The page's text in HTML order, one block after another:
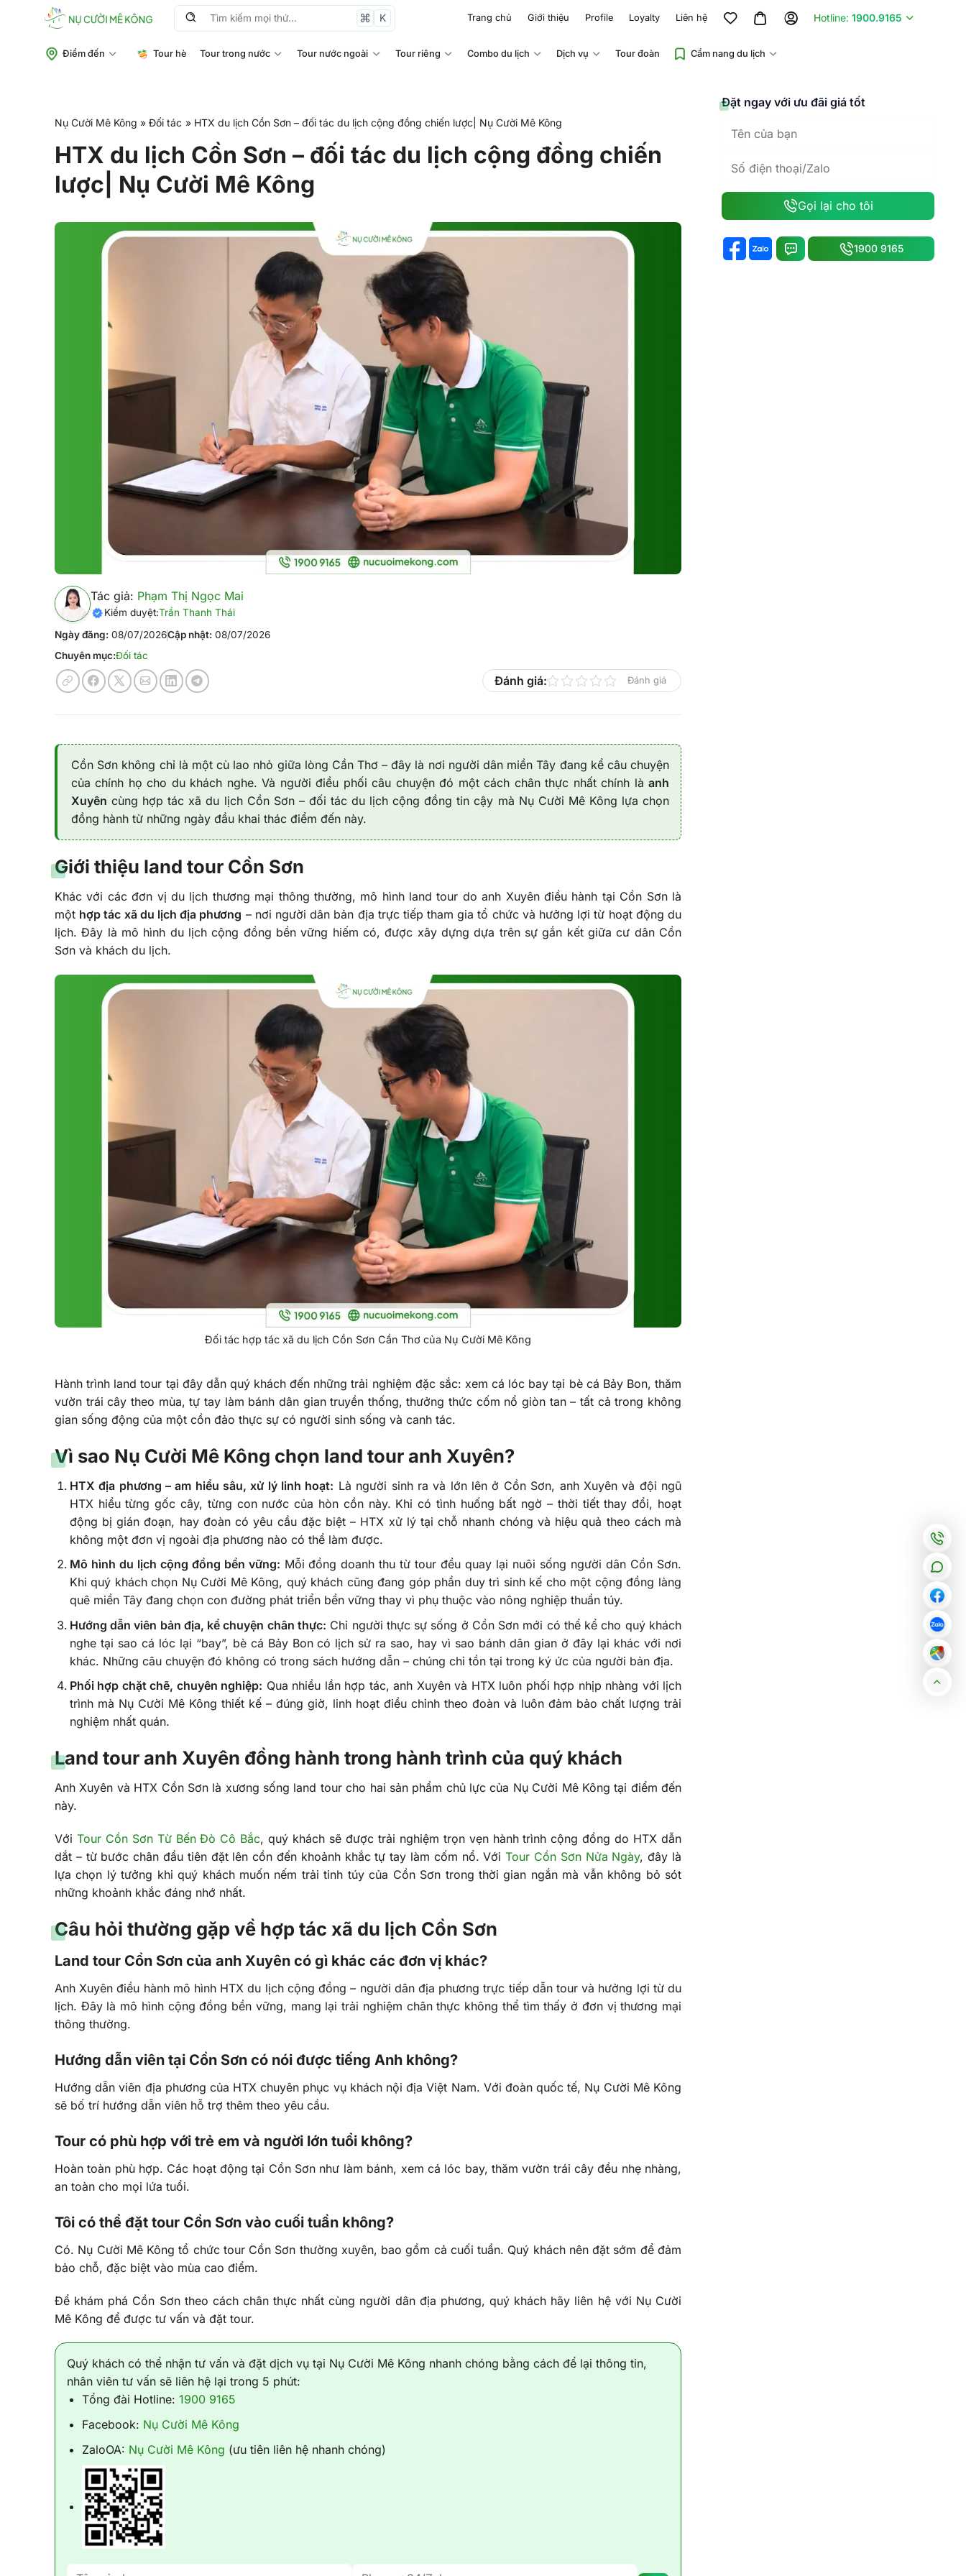
Tìm
K Trang chủ Giới thiệu Profile Loyalty Liên hệ Hotline: 1900.9165
Điểm đến Tour hè Tour trong nước Tour nước ngoài Tour riêng Combo du lịch Dịch vụ Tour đoàn Cẩm nang du lịch
Nụ Cười Mê Kông » Đối tác » HTX du lịch Cồn Sơn – đối tác du lịch cộng đồng chiến lược| Nụ Cười Mê Kông
HTX du lịch Cồn Sơn – đối tác du lịch cộng đồng chiến
lược| Nụ Cười Mê Kông
Tác giả: Phạm Thị Ngọc Mai
Kiểm duyệt:Trần Thanh Thái
Ngày đăng: 08/07/2026Cập nhật: 08/07/2026
Chuyên mục:Đối tác
Đánh giá: Đánh giá
Cồn Sơn không chỉ là một cù lao nhỏ giữa lòng Cần Thơ – đây là nơi người dân miền Tây đang kể câu chuyện
của chính họ cho du khách nghe. Và người điều phối câu chuyện đó một cách chân thực nhất chính là anh
Xuyên cùng hợp tác xã du lịch Cồn Sơn – đối tác du lịch cộng đồng tin cậy mà Nụ Cười Mê Kông lựa chọn
đồng hành từ những ngày đầu khai thác điểm đến này.
Giới thiệu land tour Cồn Sơn
Khác với các đơn vị du lịch thương mại thông thường, mô hình land tour do anh Xuyên điều hành tại Cồn Sơn là
một hợp tác xã du lịch địa phương – nơi người dân bản địa trực tiếp tham gia tổ chức và hưởng lợi từ hoạt động du
lịch. Đây là mô hình du lịch cộng đồng bền vững hiếm có, được xây dựng dựa trên sự gắn kết giữa cư dân Cồn
Sơn và khách du lịch.
Đối tác hợp tác xã du lịch Cồn Sơn Cần Thơ của Nụ Cười Mê Kông
Hành trình land tour tại đây dẫn quý khách đến những trải nghiệm đặc sắc: xem cá lóc bay tại bè cá Bảy Bon, thăm
vườn trái cây theo mùa, tự tay làm bánh dân gian truyền thống, thưởng thức cốm nổ giòn tan – tất cả trong không
gian sống động của một cồn đảo thực sự có người sinh sống và canh tác.
Vì sao Nụ Cười Mê Kông chọn land tour anh Xuyên?
HTX địa phương – am hiểu sâu, xử lý linh hoạt: Là người sinh ra và lớn lên ở Cồn Sơn, anh Xuyên và đội ngũ
HTX hiểu từng gốc cây, từng con nước của hòn cồn này. Khi có tình huống bất ngờ – thời tiết thay đổi, hoạt
động bị gián đoạn, hay đoàn có yêu cầu đặc biệt – HTX xử lý tại chỗ nhanh chóng và hiệu quả theo cách mà
không một đơn vị ngoài địa phương nào có thể làm được.
Mô hình du lịch cộng đồng bền vững: Mỗi đồng doanh thu từ tour đều quay lại nuôi sống người dân Cồn Sơn.
Khi quý khách chọn Nụ Cười Mê Kông, quý khách cũng đang góp phần duy trì sinh kế cho một cộng đồng làng
quê miền Tây đang chọn con đường phát triển bền vững thay vì phụ thuộc vào nông nghiệp thuần túy.
Hướng dẫn viên bản địa, kể chuyện chân thực: Chỉ người thực sự sống ở Cồn Sơn mới có thể kể cho quý khách
nghe tại sao cá lóc lại “bay”, bè cá Bảy Bon có lịch sử ra sao, hay vì sao bánh dân gian ở đây lại khác với nơi
khác. Những câu chuyện đó không có trong sách hướng dẫn – chúng chỉ tồn tại trong ký ức của người bản địa.
Phối hợp chặt chẽ, chuyên nghiệp: Qua nhiều lần hợp tác, anh Xuyên và HTX luôn phối hợp nhịp nhàng với lịch
trình mà Nụ Cười Mê Kông thiết kế – đúng giờ, linh hoạt điều chỉnh theo đoàn và luôn đảm bảo chất lượng trải
nghiệm nhất quán.
Land tour anh Xuyên đồng hành trong hành trình của quý khách
Anh Xuyên và HTX Cồn Sơn là xương sống land tour cho hai sản phẩm chủ lực của Nụ Cười Mê Kông tại điểm đến
này.
Với Tour Cồn Sơn Từ Bến Đò Cô Bắc, quý khách sẽ được trải nghiệm trọn vẹn hành trình cộng đồng do HTX dẫn
dắt – từ bước chân đầu tiên đặt lên cồn đến khoảnh khắc tự tay làm cốm nổ. VớiTour Cồn Sơn Nửa Ngày, đây là
lựa chọn lý tưởng khi quý khách muốn nếm trải tinh túy của Cồn Sơn trong thời gian ngắn mà vẫn không bỏ sót
những khoảnh khắc đáng nhớ nhất.
Câu hỏi thường gặp về hợp tác xã du lịch Cồn Sơn
Land tour Cồn Sơn của anh Xuyên có gì khác các đơn vị khác?
Anh Xuyên điều hành mô hình HTX du lịch cộng đồng – người dân địa phương trực tiếp dẫn tour và hưởng lợi từ du
lịch. Đây là mô hình cộng đồng bền vững, mang lại trải nghiệm chân thực không thể tìm thấy ở đơn vị thương mại
thông thường.
Hướng dẫn viên tại Cồn Sơn có nói được tiếng Anh không?
Hướng dẫn viên địa phương của HTX chuyên phục vụ khách nội địa Việt Nam. Với đoàn quốc tế, Nụ Cười Mê Kông
sẽ bố trí hướng dẫn viên hỗ trợ thêm theo yêu cầu.
Tour có phù hợp với trẻ em và người lớn tuổi không?
Hoàn toàn phù hợp. Các hoạt động tại Cồn Sơn như làm bánh, xem cá lóc bay, thăm vườn trái cây đều nhẹ nhàng,
an toàn cho mọi lứa tuổi.
Tôi có thể đặt tour Cồn Sơn vào cuối tuần không?
Có. Nụ Cười Mê Kông tổ chức tour Cồn Sơn thường xuyên, bao gồm cả cuối tuần. Quý khách nên đặt sớm để đảm
bảo chỗ, đặc biệt vào mùa cao điểm.
Để khám phá Cồn Sơn theo cách chân thực nhất cùng người dân địa phương, quý khách hãy liên hệ với Nụ Cười
Mê Kông để được tư vấn và đặt tour.
Quý khách có thể nhận tư vấn và đặt dịch vụ tại Nụ Cười Mê Kông nhanh chóng bằng cách để lại thông tin,
nhân viên tư vấn sẽ liên hệ lại trong 5 phút:
Tổng đài Hotline: 1900 9165
Facebook: Nụ Cười Mê Kông
ZaloOA: Nụ Cười Mê Kông (ưu tiên liên hệ nhanh chóng)
Đặt ngay với ưu đãi giá tốt
Gọi lại cho tôi
1900 9165